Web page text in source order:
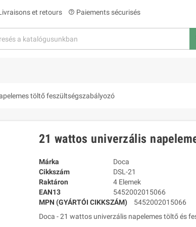
et retours help_outline Paiements sécurisés
töltő feszültségszabályozó
21 wattos univerzális
Márka
Doca
Cikkszám
DSL-21
Raktáron
4 Elemek
EAN13
5452002015066
MPN (GYÁRTÓI CIKKSZÁM)
5452002015066
Doca - 21 wattos univerzális napelemes töltő és